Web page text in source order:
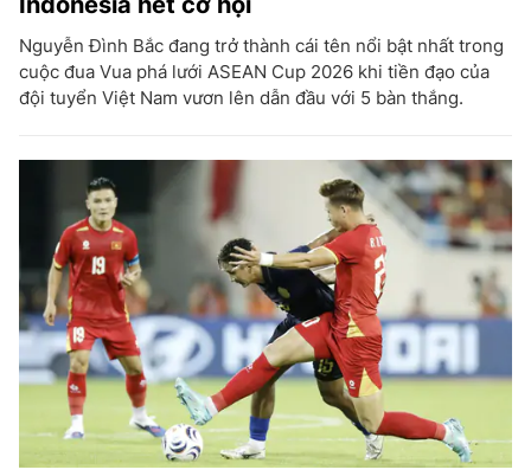
Nguyễn Đình Bắc đang trở thành cái tên nổi bật nhất trong
cuộc đua Vua phá lưới ASEAN Cup 2026 khi tiền đạo của
đội tuyển Việt Nam vươn lên dẫn đầu với 5 bàn thắng.